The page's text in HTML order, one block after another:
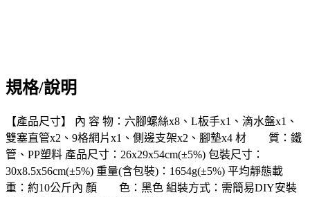
規格/說明
【產品尺寸】 內 容 物：六腳螺絲x8、L板手x1、滴水盤x1、
雙塞直管x2、9格網片x1、側邊支架x2、腳墊x4 材 質：鐵
管、PP塑料 產品尺寸：26x29x54cm(±5%) 包裝尺寸：
30x8.5x56cm(±5%) 重量(含包裝)：1654g(±5%) 平均靜態載
重：約10公斤內 顏 色：黑色 組裝方式：需簡易DIY安裝